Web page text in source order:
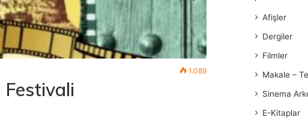
1.089
Festivali
Afişler
Dergiler
Filmler
Makale –
Sinema
E-Kitaplar